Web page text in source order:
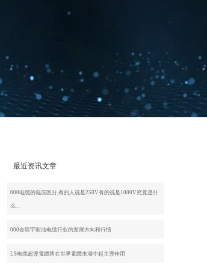
最近资讯文章
000电缆的电压区分,有的人说是250V有的说是1000V究竟是什
么…
000金联宇耐油电缆行业的发展方向和行情
LS电缆超導電纜將在世界電纜市場中起主導作用